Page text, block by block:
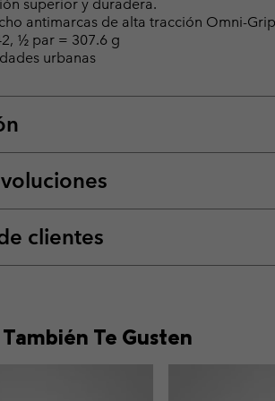
superior y duradera.
antimarcas de alta tracción Omni-
½ par = 307.6 g
urbanas
clientes
Te Gusten